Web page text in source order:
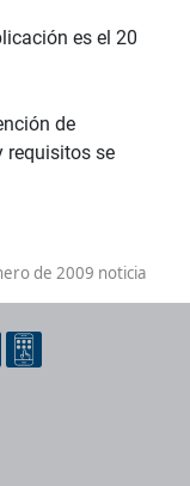
es el 20
de
requisitos se
de 2009 noticia